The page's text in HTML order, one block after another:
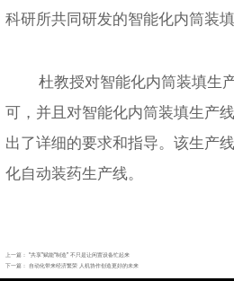
科研所共同研发的智能化内筒装填
杜教授对智能化内筒装填生
可，并且对智能化内筒装填生产
出了详细的要求和指导。该生产
化自动装药生产线。
上一篇： “共享”赋能“制造” 不只是让闲置设备忙起来
下一篇： 自动化带来经济繁荣 人机协作创造更好的未来